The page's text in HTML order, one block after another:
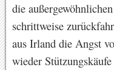
die
schrittweise
aus Irland die Angst
wieder